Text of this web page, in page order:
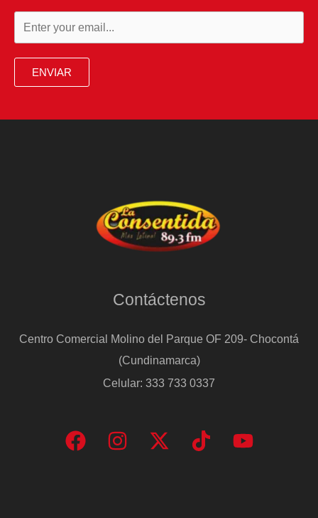
ENVIAR
Contáctenos
Centro Comercial Molino del Parque OF 209- Chocontá
(Cundinamarca)
Celular: 333 733 0337